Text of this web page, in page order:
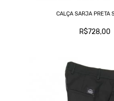
CALÇA SARJA PRETA
R$728,00